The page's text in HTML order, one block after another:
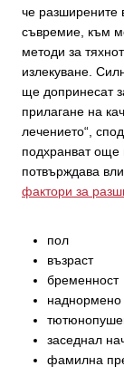
че разширените
съвремие, към
методи за
излекуване.
ще допринесат
прилагане на
лечението“,
подхранват още
потвърждава
фактори за
пол
възраст
бременност
наднормено
заседнал
фамилна